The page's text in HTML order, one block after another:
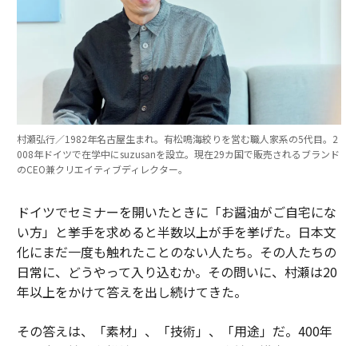
村瀬弘行／1982年名古屋生まれ。有松鳴海絞りを営む職人家系の5代目。2
008年ドイツで在学中にsuzusanを設立。現在29カ国で販売されるブランド
のCEO兼クリエイティブディレクター。
ドイツでセミナーを開いたときに「お醤油がご自宅にな
い方」と挙手を求めると半数以上が手を挙げた。日本文
化にまだ一度も触れたことのない人たち。その人たちの
日常に、どうやって入り込むか。その問いに、村瀬は20
年以上をかけて答えを出し続けてきた。
その答えは、「素材」、「技術」、「用途」だ。400年